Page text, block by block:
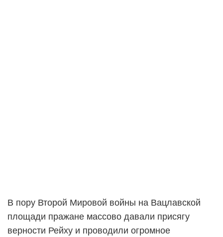
В пору Второй Мировой войны на Вацлавской
площади пражане массово давали присягу
верности Рейху и проводили огромное